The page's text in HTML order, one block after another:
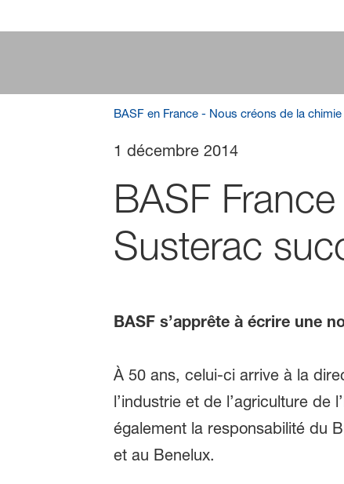
BASF en France - Nous créons de la chimie
1 décembre 2014
BASF
Susterac
BASF s’apprête à écrire une
À 50 ans, celui-ci arrive à la
l’industrie et de l’agriculture de
également la responsabilité du
et au Benelux.